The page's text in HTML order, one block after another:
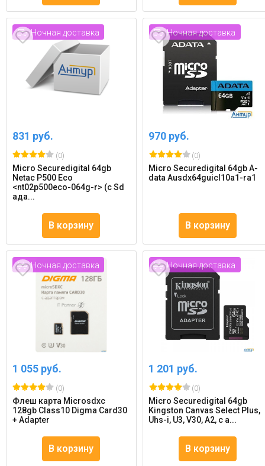
Ночная доставка
831 руб.
(0)
Micro Securedigital 64gb
Netac P500 Eco
<nt02p500eco-064g-r> (с Sd
ада...
В корзину
Ночная доставка
970 руб.
(0)
Micro Securedigital 64gb A-
data Ausdx64guicl10a1-ra1
В корзину
Ночная доставка
1 055 руб.
(0)
Флеш карта Microsdxc
128gb Class10 Digma Card30
+ Adapter
В корзину
Ночная доставка
1 201 руб.
(0)
Micro Securedigital 64gb
Kingston Canvas Select Plus,
Uhs-i, U3, V30, A2, с а...
В корзину